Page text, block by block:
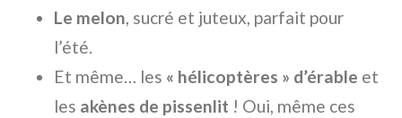
Le melon, sucré et juteux, parfait pour
l’été.
Et même… les « hélicoptères » d’érable et
les akènes de pissenlit ! Oui, même ces